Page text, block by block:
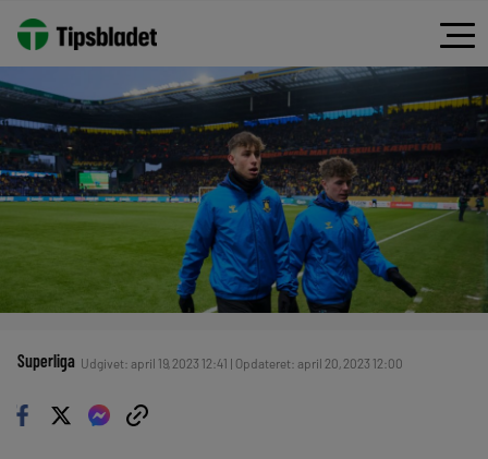
Superliga Udgivet: april 19, 2023 12:41 | Opdateret: april 20, 2023 12:00